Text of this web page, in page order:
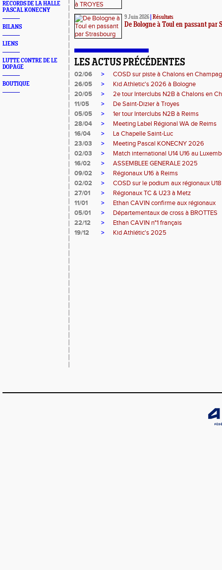
RECORDS DE LA HALLE
PASCAL KONECNY
BILANS
LIENS
LUTTE CONTRE DE LE
DOPAGE
BOUTIQUE
9 Juin 2026 Résultats
De Bologne à Toul en passant par
LES ACTUS PRÉCÉDENTES
02/06 >
COSD sur piste à Chalons en
26/05
>
Kid Athletic's 2026 à Bologne
20/05
>
2e tour Interclubs N2B à Chalons en
11/05
>
De Saint-Dizier à Troyes
05/05
>
1er tour Interclubs N2B à Reims
28/04
>
Meeting Label Régional WA de Reims
16/04
>
La Chapelle Saint-Luc
23/03
>
Meeting Pascal KONECNY 2026
02/03
>
Match international U14 U16 au
16/02
>
ASSEMBLEE GENERALE 2025
09/02
>
Régionaux U16 à Reims
02/02
>
COSD sur le podium aux régionaux
27/01
>
Régionaux TC & U23 à Metz
11/01
>
Ethan CAVIN confirme aux régionaux
05/01
>
Départementaux de cross à BROTTES
22/12
>
Ethan CAVIN n°1 français
19/12
> Kid Athlétic's 2025